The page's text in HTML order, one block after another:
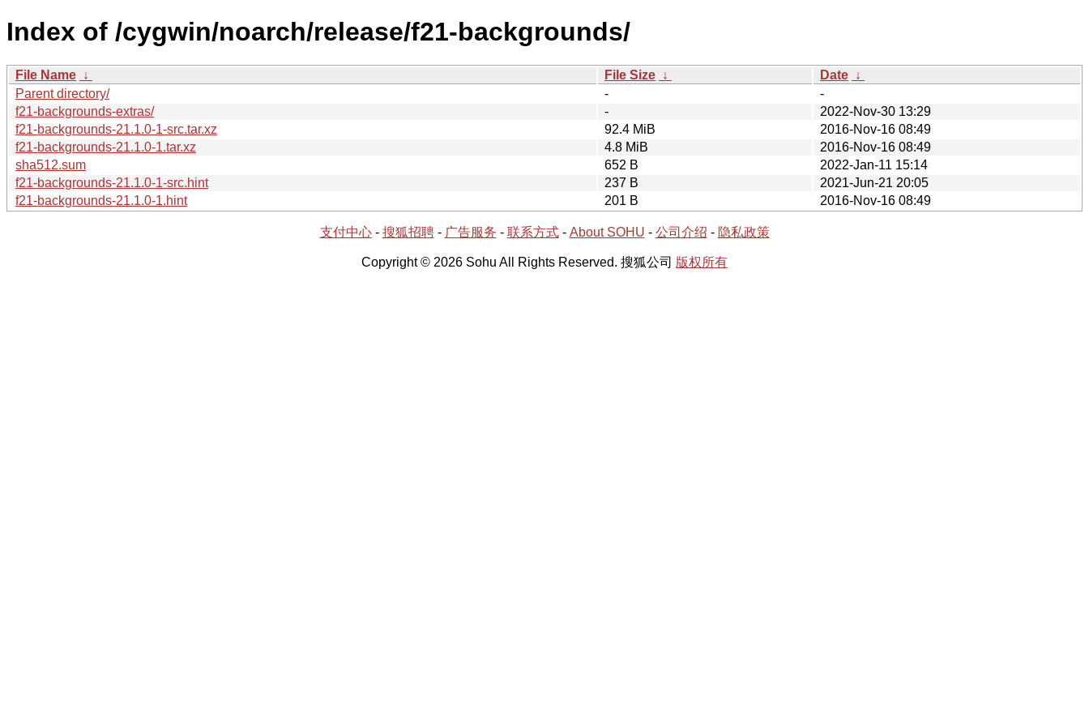
Index of /cygwin/noarch/release/f21-backgrounds/
File Name ↓ File Size ↓ Date ↓
Parent directory/
-
-
f21-backgrounds-extras/
-
2022-Nov-30 13:29
f21-backgrounds-21.1.0-1-src.tar.xz
92.4 MiB
2016-Nov-16 08:49
f21-backgrounds-21.1.0-1.tar.xz
4.8 MiB
2016-Nov-16 08:49
sha512.sum
652 B
2022-Jan-11 15:14
f21-backgrounds-21.1.0-1-src.hint
237 B
2021-Jun-21 20:05
f21-backgrounds-21.1.0-1.hint
201 B 2016-Nov-16 08:49
支付中心- 搜狐招聘- 广告服务 - 联系方式- About SOHU - 公司介绍 - 隐私政策
Copyright © 2026 Sohu All Rights Reserved. 搜狐公司 版权所有